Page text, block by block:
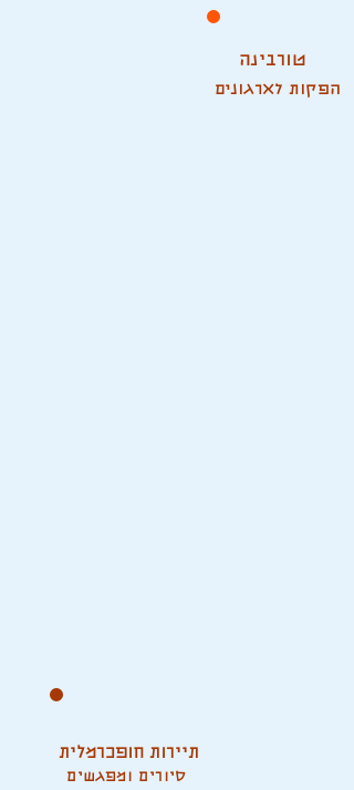
טורבינה
הפקות לארגונים
תיירות חופכרמלית
סיורים ומפגשים